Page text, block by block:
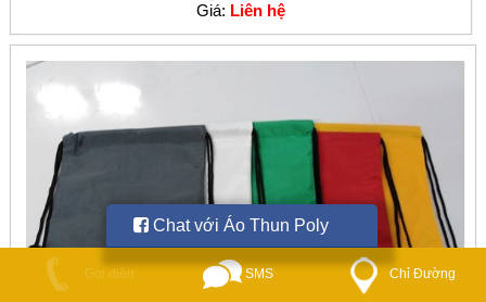
Giá: Liên hệ
Gọi điện SMS Chỉ Đường
Chat với Áo Thun Poly